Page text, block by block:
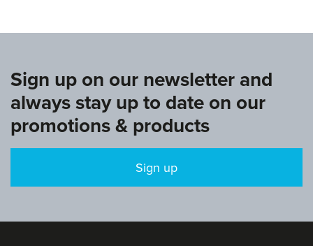
Sign up on our newsletter and
always stay up to date on our
promotions & products
Sign up